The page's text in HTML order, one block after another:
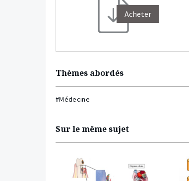
Acheter
Thèmes abordés
#Médecine
Sur le même sujet